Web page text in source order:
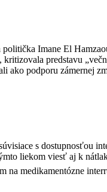
politička Imane El
predstavu
podporu zámernej
s dostupnosťou
liekom viesť aj k
na medikamentózne